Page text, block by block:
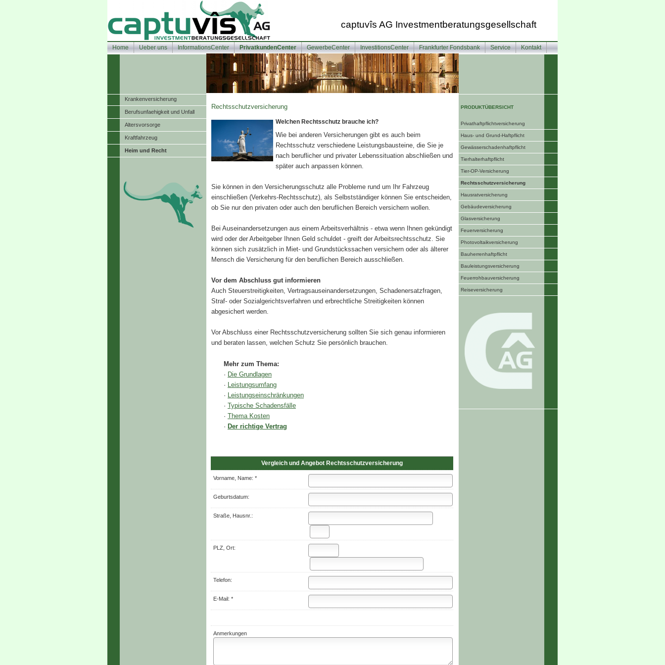
captuvîs AG Investmentberatungsgesellschaft
Home Ueber uns InformationsCenter PrivatkundenCenter
Kranken­ver­si­che­rung
Berufsunfaehigkeit und Unfall
Alters­vorsorge
Kraftfahrzeug
Heim und Recht
GewerbeCenter InvestitionsCenter Frankfurter Fondsbank Service Kontakt
PRODUKTÜBERSICHT
Privathaftpflichtversicherung
Haus- und Grund-Haft­pflicht
Gewässerschadenhaftpflicht
Tierhalterhaftpflicht
Tier-OP-Versicherung
Rechts­schutz­ver­si­che­rung
Haus­rat­ver­si­che­rung
Ge­bäude­ver­si­che­rung
Glasversicherung
Feuerversicherung
Photo­voltaik­ver­si­che­rung
Bau­herren­haft­pflicht
Bauleistungsversicherung
Feuerrohbauversicherung
Reiseversicherung
Rechts­schutz­ver­si­che­rung
Welchen Rechtsschutz brauche ich?
Wie bei anderen Versicherungen gibt es auch beim
Rechtsschutz verschiedene Leistungsbausteine, die Sie je
nach beruflicher und privater Lebenssituation abschließen und
später auch anpassen können.
Sie können in den Versicherungsschutz alle Probleme rund um Ihr Fahrzeug
einschließen (Verkehrs-Rechtsschutz), als Selbstständiger können Sie entscheiden,
ob Sie nur den privaten oder auch den beruflichen Bereich ver­sichern wollen.
Bei Auseinandersetzungen aus einem Arbeitsverhältnis - etwa wenn Ihnen gekündigt
wird oder der Arbeitgeber Ihnen Geld schuldet - greift der Arbeitsrechtsschutz. Sie
können sich zusätzlich in Miet- und Grundstückssachen ver­sichern oder als älterer
Mensch die Versicherung für den beruflichen Bereich ausschließen.
Vor dem Abschluss gut informieren
Auch Steuerstreitigkeiten, Vertragsauseinandersetzungen, Schadenersatzfragen,
Straf- oder Sozialgerichtsverfahren und erbrechtliche Streitigkeiten können
abgesichert werden.
Vor Abschluss einer Rechts­schutz­ver­si­che­rung sollten Sie sich genau informieren
und beraten lassen, welchen Schutz Sie persönlich brauchen.
Mehr zum Thema:
· Die Grundlagen
· Leistungsumfang
· Leistungseinschränkungen
· Typische Schadensfälle
· Thema Kosten
· Der richtige Vertrag
Vergleich und Angebot Rechts­schutz­ver­si­che­rung
Vorname, Name: *
Geburts­datum:
Straße, Hausnr.:
PLZ, Ort:
Telefon:
E-Mail: *
Anmerkungen